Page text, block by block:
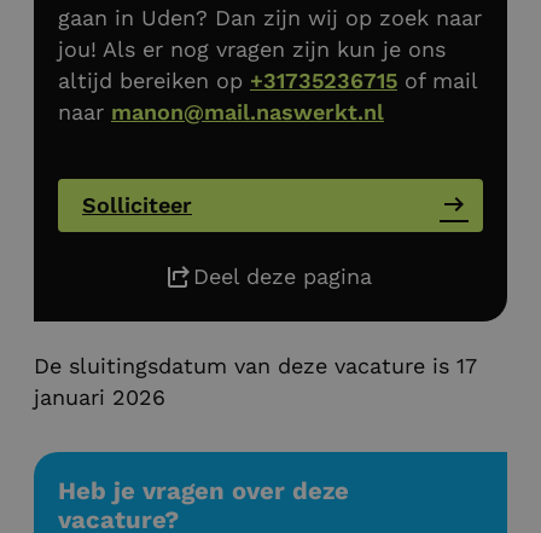
gaan in Uden? Dan zijn wij op zoek naar
jou! Als er nog vragen zijn kun je ons
altijd bereiken op +31735236715 of mail
naar manon@mail.naswerkt.nl
Solliciteer
Deel deze pagina
De sluitingsdatum van deze vacature is 17
januari 2026
Heb je vragen over deze
vacature?